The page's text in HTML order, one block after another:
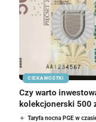
CIEKAWOSTKI
Czy warto
kolekcjonerski 500
Taryfa nocna PGE w